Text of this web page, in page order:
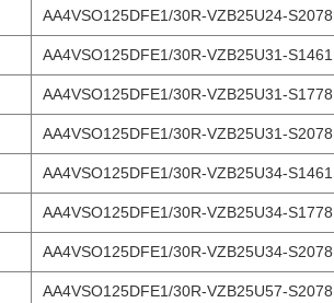
AA4VSO125DFE1/30R-VZB25U24-S2078
AA4VSO125DFE1/30R-VZB25U31-S1461
AA4VSO125DFE1/30R-VZB25U31-S1778
AA4VSO125DFE1/30R-VZB25U31-S2078
AA4VSO125DFE1/30R-VZB25U34-S1461
AA4VSO125DFE1/30R-VZB25U34-S1778
AA4VSO125DFE1/30R-VZB25U34-S2078
AA4VSO125DFE1/30R-VZB25U57-S2078